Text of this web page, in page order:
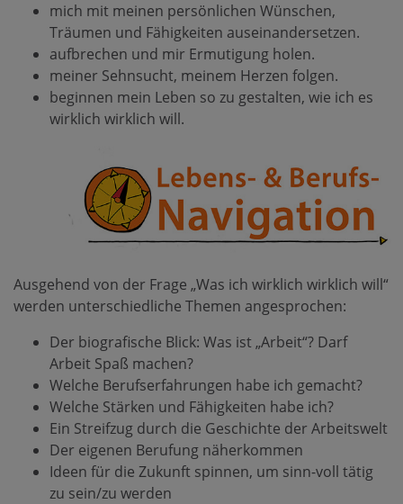
mich mit meinen persönlichen Wünschen,
Träumen und Fähigkeiten auseinandersetzen.
aufbrechen und mir Ermutigung holen.
meiner Sehnsucht, meinem Herzen folgen.
beginnen mein Leben so zu gestalten, wie ich es
wirklich wirklich will.
Ausgehend von der Frage „Was ich wirklich wirklich will“
werden unterschiedliche Themen angesprochen:
Der biografische Blick: Was ist „Arbeit“? Darf
Arbeit Spaß machen?
Welche Berufserfahrungen habe ich gemacht?
Welche Stärken und Fähigkeiten habe ich?
Ein Streifzug durch die Geschichte der Arbeitswelt
Der eigenen Berufung näherkommen
Ideen für die Zukunft spinnen, um sinn-voll tätig
zu sein/zu werden